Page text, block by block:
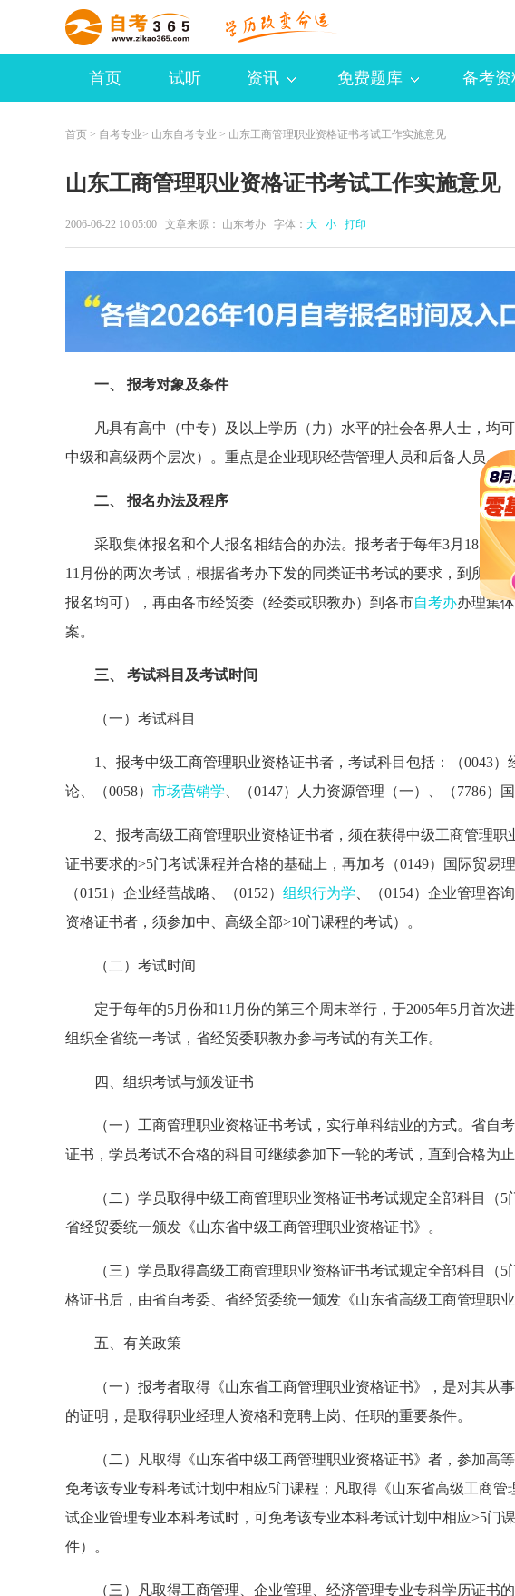
首页 试听 资讯 免费题库 备考资
首页 > 自考专业> 山东自考专业 > 山东工商管理职业资格证书考试工作实施意见
山东工商管理职业资格证书考试工作实施意见
2006-06-22 10:05:00 文章来源： 山东考办 字体： 大 小 打印
一、 报考对象及条件
凡具有高中（中专）及以上学历（力）水平的社会各界人士，均
中级和高级两个层次）。重点是企业现职经营管理人员和后备人员。
二、 报名办法及程序
采取集体报名和个人报名相结合的办法。报考者于每年3月18日
11月份的两次考试，根据省考办下发的同类证书考试的要求，到所在
报名均可），再由各市经贸委（经委或职教办）到各市自考办办理集
案。
三、 考试科目及考试时间
（一）考试科目
1、报考中级工商管理职业资格证书者，考试科目包括：（0043）
论、（0058） 市场营销学 、（0147）人力资源管理（一）、（7786）
2、报考高级工商管理职业资格证书者，须在获得中级工商管理职
证书要求的>5门考试课程并合格的基础上，再加考（0149）国际贸易
（0151）企业经营战略、（0152） 组织行为学 、（0154）企业管理咨
资格证书者，须参加中、高级全部>10门课程的考试）。
（二）考试时间
定于每年的5月份和11月份的第三个周末举行，于2005年5月首次
组织全省统一考试，省经贸委职教办参与考试的有关工作。
四、组织考试与颁发证书
（一）工商管理职业资格证书考试，实行单科结业的方式。省自
证书，学员考试不合格的科目可继续参加下一轮的考试，直到合格为止
（二）学员取得中级工商管理职业资格证书考试规定全部科目（5
省经贸委统一颁发《山东省中级工商管理职业资格证书》。
（三）学员取得高级工商管理职业资格证书考试规定全部科目（5
格证书后，由省自考委、省经贸委统一颁发《山东省高级工商管理职业
五、有关政策
（一）报考者取得《山东省工商管理职业资格证书》，是对其从事
的证明，是取得职业经理人资格和竞聘上岗、任职的重要条件。
（二）凡取得《山东省中级工商管理职业资格证书》者，参加高
免考该专业专科考试计划中相应5门课程；凡取得《山东省高级工商
试企业管理专业本科考试时，可免考该专业本科考试计划中相应>5门
件）。
（三）凡取得工商管理、企业管理、经济管理专业专科学历证书